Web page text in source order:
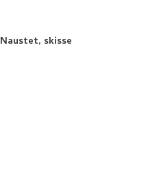
Naustet, skisse